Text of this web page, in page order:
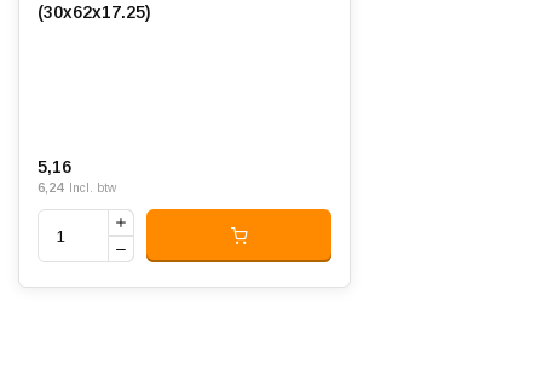
(30x62x17.25)
5,16
6,24 Incl. btw